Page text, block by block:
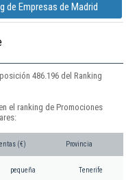
de Empresas de Madrid
486.196 del Ranking
el ranking de Promociones
(€) Provincia
pequeña Tenerife